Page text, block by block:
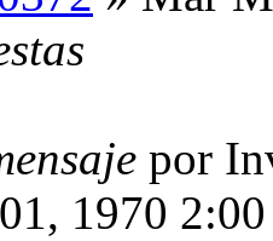
por
1970